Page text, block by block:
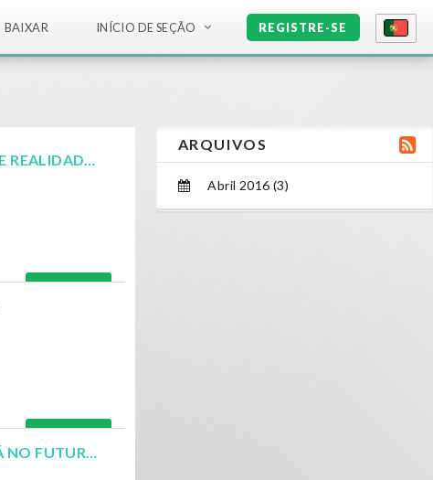
BAIXAR INÍCIO DE SEÇÃO REGISTRE-SE
A INTERAÇÃO É PARTE ESSENCIAL DA EXPERIÊNCIA DE REALIDADE VIRTUAL
Ler mais
Ler mais
EM BREVE A REALIDADE VIRTUAL SE TRANSFORMARÁ NO FUTURO DOS VIDEOGAMES
ARQUIVOS
Abril 2016 (3)